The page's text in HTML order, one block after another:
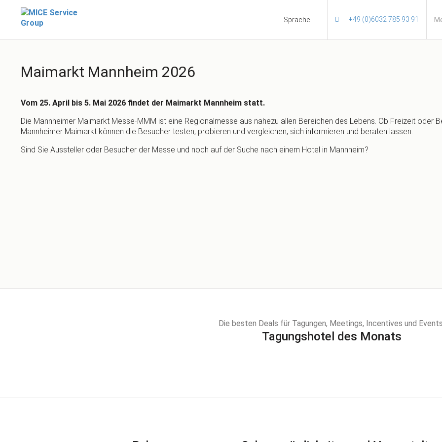
Sprache +49 (0)6032 785 93 91
Maimarkt Mannheim 2026
Vom 25. April bis 5. Mai 2026 findet der Maimarkt Mannheim statt.
Die Mannheimer Maimarkt Messe-MMM ist eine Regionalmesse aus nahezu allen Bereichen des Lebens. Ob Freizeit oder
Mannheimer Maimarkt können die Besucher testen, probieren und vergleichen, sich informieren und beraten lassen.
Sind Sie Aussteller oder Besucher der Messe und noch auf der Suche nach einem Hotel in Mannheim?
Die besten Deals für Tagungen, Meetings, Incentives und
Tagungshotel des Monats